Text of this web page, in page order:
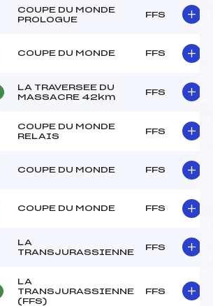
COUPE DU MONDE
PROLOGUE
FFS
COUPE DU MONDE FFS
LA TRAVERSEE DU
MASSACRE 42km
FFS
COUPE DU MONDE
RELAIS
FFS
COUPE DU MONDE FFS
COUPE DU MONDE FFS
LA
TRANSJURASSIENNE
FFS
LA
TRANSJURASSIENNE
(FFS)
FFS